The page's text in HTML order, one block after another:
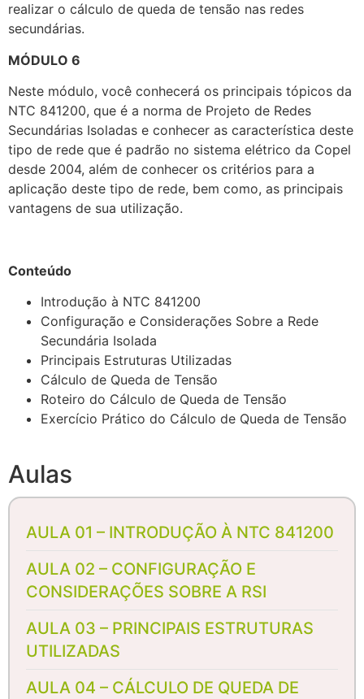
realizar o cálculo de queda de tensão nas redes
secundárias.
MÓDULO 6
Neste módulo, você conhecerá os principais tópicos da
NTC 841200, que é a norma de Projeto de Redes
Secundárias Isoladas e conhecer as característica deste
tipo de rede que é padrão no sistema elétrico da Copel
desde 2004, além de conhecer os critérios para a
aplicação deste tipo de rede, bem como, as principais
vantagens de sua utilização.
Conteúdo
Introdução à NTC 841200
Configuração e Considerações Sobre a Rede
Secundária Isolada
Principais Estruturas Utilizadas
Cálculo de Queda de Tensão
Roteiro do Cálculo de Queda de Tensão
Exercício Prático do Cálculo de Queda de Tensão
Aulas
AULA 01 – INTRODUÇÃO À NTC 841200
AULA 02 – CONFIGURAÇÃO E
CONSIDERAÇÕES SOBRE A RSI
AULA 03 – PRINCIPAIS ESTRUTURAS
UTILIZADAS
AULA 04 – CÁLCULO DE QUEDA DE